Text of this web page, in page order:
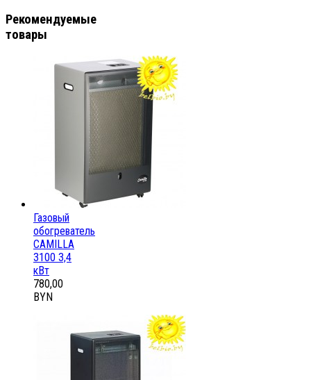
Рекомендуемые
товары
Газовый
обогреватель
CAMILLA
3100 3,4
кВт
780,00
BYN